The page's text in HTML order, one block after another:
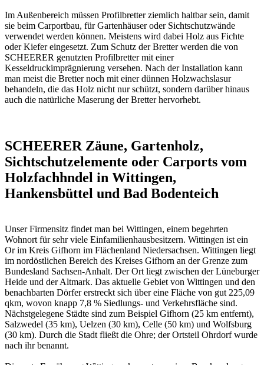
Im Außenbereich müssen Profilbretter ziemlich haltbar sein, damit
sie beim Carportbau, für Gartenhäuser oder Sichtschutzwände
verwendet werden können. Meistens wird dabei Holz aus Fichte
oder Kiefer eingesetzt. Zum Schutz der Bretter werden die von
SCHEERER genutzten Profilbretter mit einer
Kesseldruckimprägnierung versehen. Nach der Installation kann
man meist die Bretter noch mit einer dünnen Holzwachslasur
behandeln, die das Holz nicht nur schützt, sondern darüber hinaus
auch die natürliche Maserung der Bretter hervorhebt.
SCHEERER Zäune, Gartenholz,
Sichtschutzelemente oder Carports vom
Holzfachhndel in Wittingen,
Hankensbüttel und Bad Bodenteich
Unser Firmensitz findet man bei Wittingen, einem begehrten
Wohnort für sehr viele Einfamilienhausbesitzern. Wittingen ist ein
Or im Kreis Gifhorn im Flächenland Niedersachsen. Wittingen liegt
im nordöstlichen Bereich des Kreises Gifhorn an der Grenze zum
Bundesland Sachsen-Anhalt. Der Ort liegt zwischen der Lüneburger
Heide und der Altmark. Das aktuelle Gebiet von Wittingen und den
benachbarten Dörfer erstreckt sich über eine Fläche von gut 225,09
qkm, wovon knapp 7,8 % Siedlungs- und Verkehrsfläche sind.
Nächstgelegene Städte sind zum Beispiel Gifhorn (25 km entfernt),
Salzwedel (35 km), Uelzen (30 km), Celle (50 km) und Wolfsburg
(30 km). Durch die Stadt fließt die Ohre; der Ortsteil Ohrdorf wurde
nach ihr benannt.